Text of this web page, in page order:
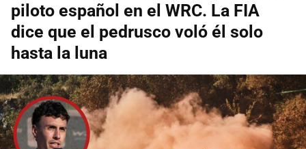
piloto español en el WRC. La FIA
dice que el pedrusco voló él solo
hasta la luna